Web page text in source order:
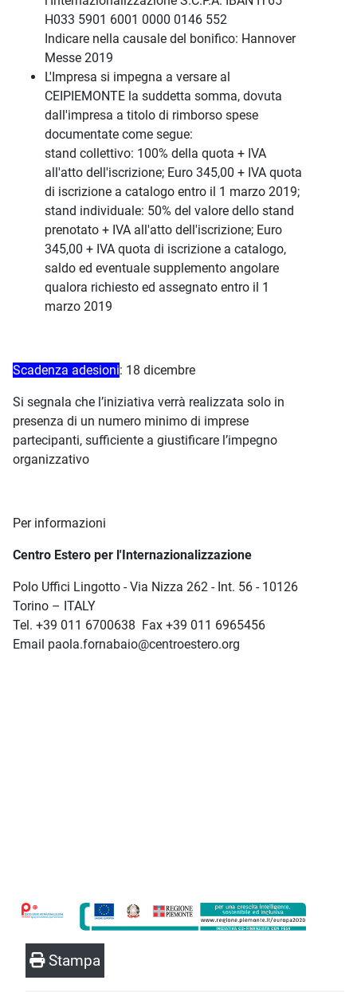
H033 5901 6001 0000 0146 552
Indicare nella causale del bonifico: Hannover
Messe 2019
L'Impresa si impegna a versare al
CEIPIEMONTE la suddetta somma, dovuta
dall'impresa a titolo di rimborso spese
documentate come segue:
stand collettivo: 100% della quota + IVA
all'atto dell'iscrizione; Euro 345,00 + IVA quota
di iscrizione a catalogo entro il 1 marzo 2019;
stand individuale: 50% del valore dello stand
prenotato + IVA all'atto dell'iscrizione; Euro
345,00 + IVA quota di iscrizione a catalogo,
saldo ed eventuale supplemento angolare
qualora richiesto ed assegnato entro il 1
marzo 2019
Scadenza adesioni: 18 dicembre
Si segnala che l’iniziativa verrà realizzata solo in
presenza di un numero minimo di imprese
partecipanti, sufficiente a giustificare l’impegno
organizzativo
Per informazioni
Centro Estero per l'Internazionalizzazione
Polo Uffici Lingotto - Via Nizza 262 - Int. 56 - 10126
Torino – ITALY
Tel. +39 011 6700638 Fax +39 011 6965456
Email paola.fornabaio@centroestero.org
Stampa